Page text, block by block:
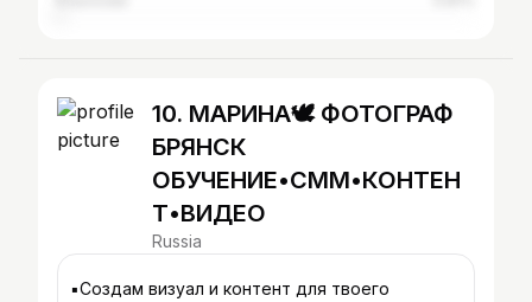
10. МАРИНА🕊 ФОТОГРАФ
БРЯНСК
ОБУЧЕНИЕ•СММ•КОНТЕН
Т•ВИДЕО
Russia
▪️Создам визуал и контент для твоего